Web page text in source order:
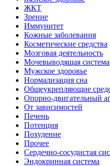
ЖКТ
Зрение
Иммунитет
Кожные заболевания
Косметические средства
Мозговая деятельность
Мочевыводящая система
Мужское здоровье
Нормализация сна
Общеукрепляющие
Опорно-двигательный
От зависимостей
Печень
Потенция
Похудение
Прочее
Сердечно-сосудистая
Эндокринная система